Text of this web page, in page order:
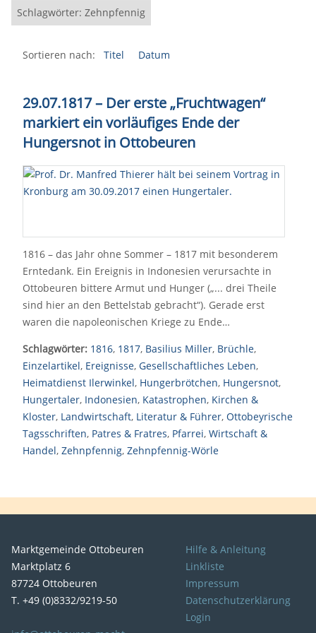
Schlagwörter: Zehnpfennig
Sortieren nach: Titel Datum
29.07.1817 – Der erste „Fruchtwagen“
markiert ein vorläufiges Ende der
Hungersnot in Ottobeuren
1816 – das Jahr ohne Sommer – 1817 mit besonderem
Erntedank. Ein Ereignis in Indonesien verursachte in
Ottobeuren bittere Armut und Hunger („... drei Theile
sind hier an den Bettelstab gebracht“). Gerade erst
waren die napoleonischen Kriege zu Ende…
Schlagwörter: 1816, 1817, Basilius Miller, Brüchle,
Einzelartikel, Ereignisse, Gesellschaftliches Leben,
Heimatdienst Ilerwinkel, Hungerbrötchen, Hungersnot,
Hungertaler, Indonesien, Katastrophen, Kirchen &
Kloster, Landwirtschaft, Literatur & Führer, Ottobeyrische
Tagsschriften, Patres & Fratres, Pfarrei, Wirtschaft &
Handel, Zehnpfennig, Zehnpfennig-Wörle
Marktgemeinde Ottobeuren
Marktplatz 6
87724 Ottobeuren
T. +49 (0)8332/9219-50
Hilfe & Anleitung
Linkliste
Impressum
Datenschutzerklärung
Login